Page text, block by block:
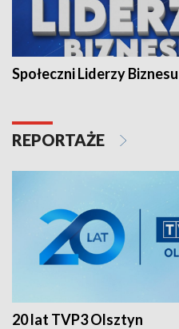
Społeczni Liderzy Biznesu
REPORTAŻE
20 lat TVP3 Olsztyn